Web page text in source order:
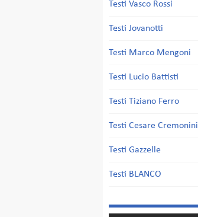
Testi Vasco Rossi
Testi Jovanotti
Testi Marco Mengoni
Testi Lucio Battisti
Testi Tiziano Ferro
Testi Cesare Cremonini
Testi Gazzelle
Testi BLANCO